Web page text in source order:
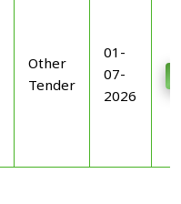
Other
Tender
01-
07-
2026